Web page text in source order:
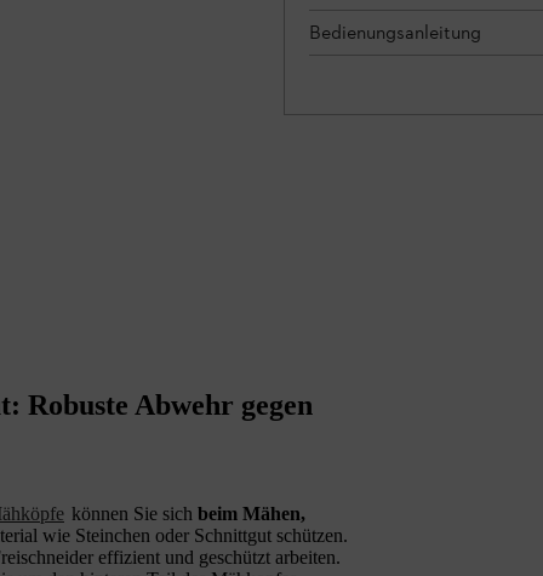
Bedienungsanleitung
Robuste Abwehr gegen
können Sie sich beim Mähen,
wie Steinchen oder Schnittgut schützen.
effizient und geschützt arbeiten.